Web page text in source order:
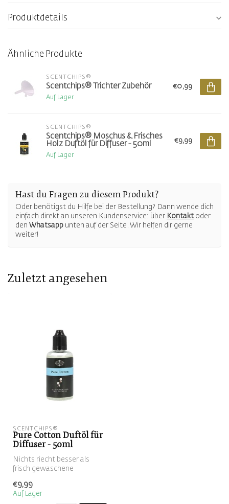
Produktdetails
Ähnliche Produkte
SCENTCHIPS®
Scentchips® Trichter Zubehör
Auf Lager
€0,99
SCENTCHIPS®
Scentchips® Moschus & Frisches
Holz Duftöl für Diffuser - 50ml
Auf Lager
€9,99
Hast du Fragen zu diesem Produkt?
Oder benötigst du Hilfe bei der Bestellung? Dann wende dich
einfach direkt an unseren Kundenservice: über Kontaktoder
den Whatsapp unten auf der Seite. Wir helfen dir gerne
weiter!
Zuletzt angesehen
SCENTCHIPS®
Pure Cotton Duftöl für
Diffuser - 50ml
Nichts riecht besser als
frisch gewaschene
Genießen Sie jetzt ...
€9,99
Auf Lager